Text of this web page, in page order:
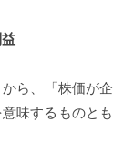
ら、「株価が企
味するものとも